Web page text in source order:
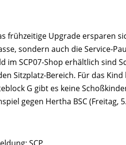
frühzeitige Upgrade ersparen
sondern auch die Service-
im SCP07-Shop erhältlich sind
Sitzplatz-Bereich. Für das
G gibt es keine
gegen Hertha BSC (Freitag,
SCP